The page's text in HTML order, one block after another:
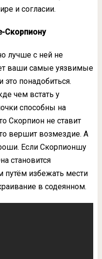
и согласии.
Скорпиону
лучше с ней не
ваши самые уязвимые
это понадобиться.
чем встать у
способны на
Скорпион не ставит
вершит возмездие. А
Если Скорпионшу
становится
путём избежать мести
в содеянном.